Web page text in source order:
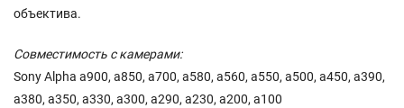
объектива.
Совместимость с камерами:
Sony Alpha a900, a850, a700, a580, a560, a550, a500, a450, a390,
a380, a350, a330, a300, a290, a230, a200, a100